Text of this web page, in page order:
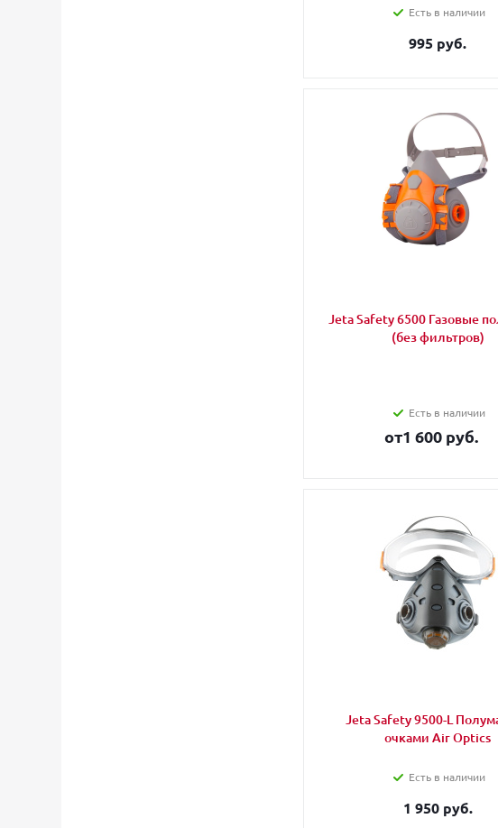
Есть в наличии
995 руб.
Jeta Safety 6500 Газовые
(без фильтров)
Есть в наличии
от1 600 руб.
Jeta Safety 9500-L
очками Air Optics
Есть в наличии
1 950 руб.